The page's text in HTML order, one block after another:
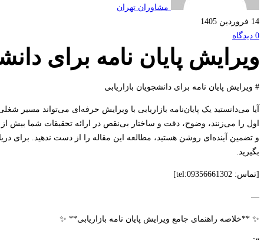
دانشجویان
بازاریابی
مشاوران تهران
14 فروردین 1405
0 دیدگاه
ویرایش پایان نامه برای
# ویرایش پایان نامه برای دانشجویان بازاریابی
آیا می‌دانستید یک پایان‌نامه بازاریابی با ویرایش حرفه‌ای می‌تواند مسیر
اول را می‌زنند، وضوح، دقت و ساختار بی‌نقص در ارائه تحقیقات شما بیش
و تضمین آینده‌ای روشن هستید، مطالعه این مقاله را از دست ندهید. برای
بگیرید.
[تماس: tel:09356661302]
—
✨ **خلاصه راهنمای جامع ویرایش پایان نامه بازاریابی** ✨
“`